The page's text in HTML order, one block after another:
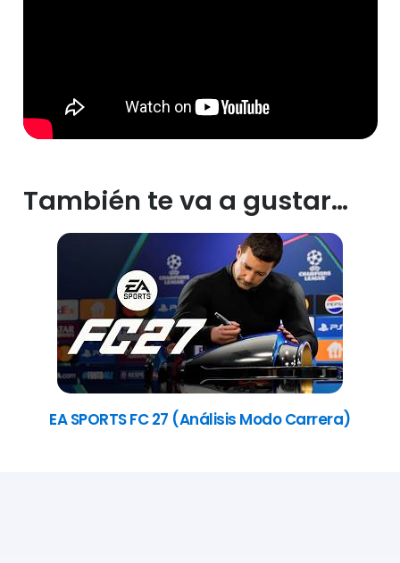
También te va a gustar…
EA SPORTS FC 27 (Análisis Modo Carrera)